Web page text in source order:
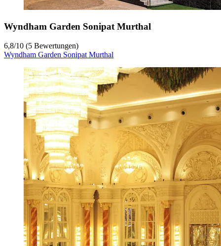
Wyndham Garden Sonipat Murthal
6,8/10 (5 Bewertungen)
Wyndham Garden Sonipat Murthal